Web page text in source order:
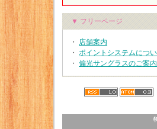
▼ フリーページ
・ 店舗案内
・ ポイントシステムにつ
・ 偏光サングラスのご案内